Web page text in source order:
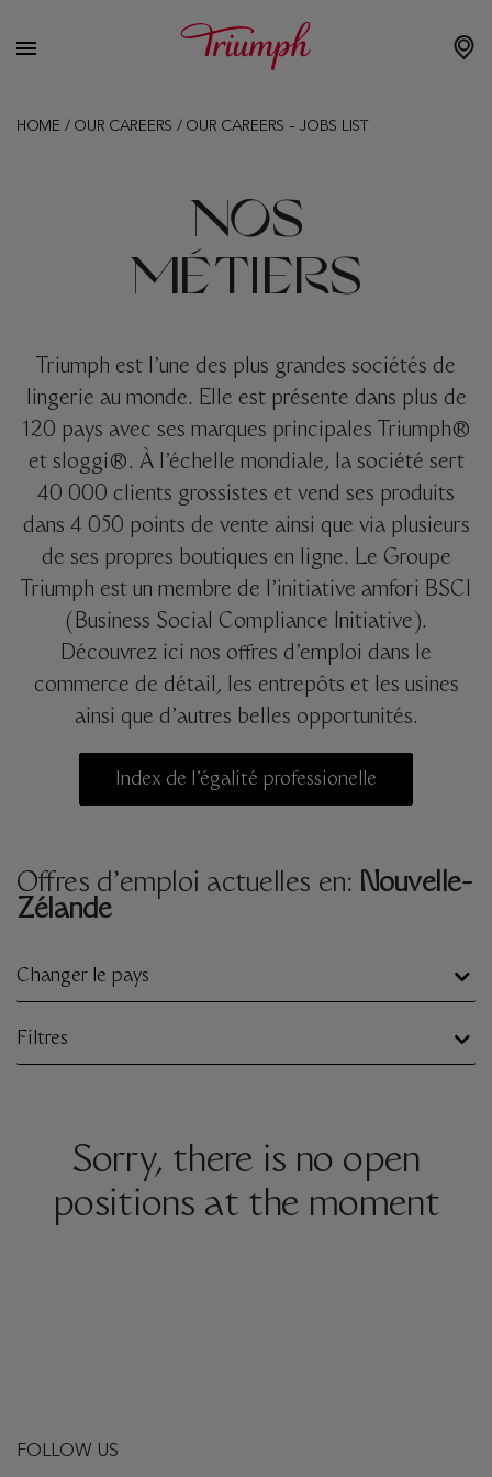
HOME/ OUR CAREERS / OUR CAREERS – JOBS LIST
NOS
MÉTIERS
Triumph est l’une des plus grandes sociétés de
lingerie au monde. Elle est présente dans plus de
120 pays avec ses marques principales Triumph®
et sloggi®. À l’échelle mondiale, la société sert
40 000 clients grossistes et vend ses produits
dans 4 050 points de vente ainsi que via plusieurs
de ses propres boutiques en ligne. Le Groupe
Triumph est un membre de l’initiative amfori BSCI
(Business Social Compliance Initiative).
Découvrez ici nos offres d’emploi dans le
commerce de détail, les entrepôts et les usines
ainsi que d’autres belles opportunités.
Index de l’égalité professionelle
Offres d’emploi actuelles en: Nouvelle-
Zélande
Changer le pays
Filtres
Sorry, there is no open
positions at the moment
FOLLOW US